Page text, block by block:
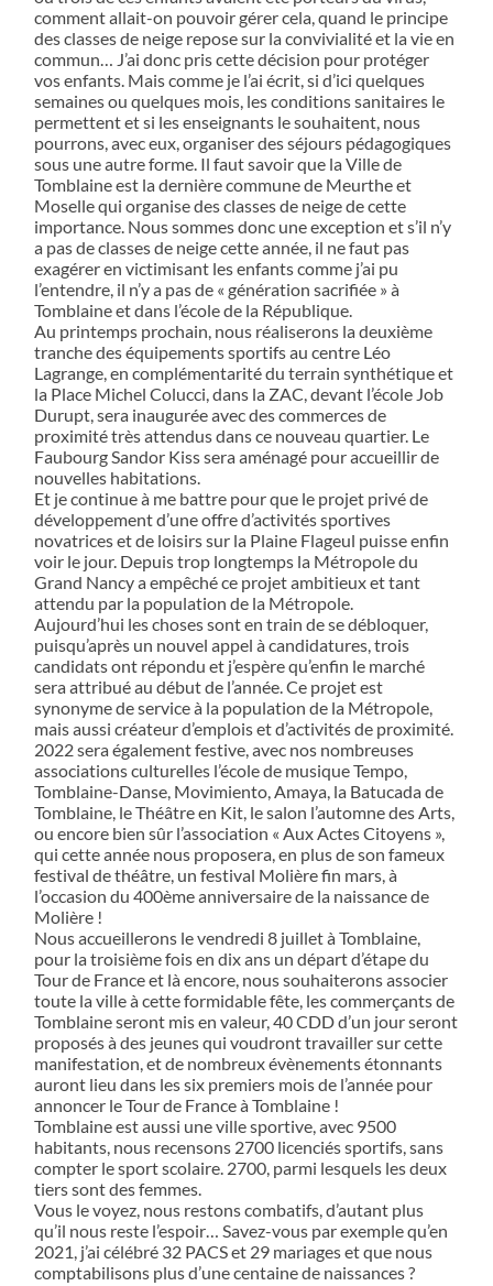
comment allait-on pouvoir gérer cela, quand le principe
des classes de neige repose sur la convivialité et la vie en
commun… J’ai donc pris cette décision pour protéger
vos enfants. Mais comme je l’ai écrit, si d’ici quelques
semaines ou quelques mois, les conditions sanitaires le
permettent et si les enseignants le souhaitent, nous
pourrons, avec eux, organiser des séjours pédagogiques
sous une autre forme. Il faut savoir que la Ville de
Tomblaine est la dernière commune de Meurthe et
Moselle qui organise des classes de neige de cette
importance. Nous sommes donc une exception et s’il n’y
a pas de classes de neige cette année, il ne faut pas
exagérer en victimisant les enfants comme j’ai pu
l’entendre, il n’y a pas de « génération sacrifiée » à
Tomblaine et dans l’école de la République.
Au printemps prochain, nous réaliserons la deuxième
tranche des équipements sportifs au centre Léo
Lagrange, en complémentarité du terrain synthétique et
la Place Michel Colucci, dans la ZAC, devant l’école Job
Durupt, sera inaugurée avec des commerces de
proximité très attendus dans ce nouveau quartier. Le
Faubourg Sandor Kiss sera aménagé pour accueillir de
nouvelles habitations.
Et je continue à me battre pour que le projet privé de
développement d’une offre d’activités sportives
novatrices et de loisirs sur la Plaine Flageul puisse enfin
voir le jour. Depuis trop longtemps la Métropole du
Grand Nancy a empêché ce projet ambitieux et tant
attendu par la population de la Métropole.
Aujourd’hui les choses sont en train de se débloquer,
puisqu’après un nouvel appel à candidatures, trois
candidats ont répondu et j’espère qu’enfin le marché
sera attribué au début de l’année. Ce projet est
synonyme de service à la population de la Métropole,
mais aussi créateur d’emplois et d’activités de proximité.
2022 sera également festive, avec nos nombreuses
associations culturelles l’école de musique Tempo,
Tomblaine-Danse, Movimiento, Amaya, la Batucada de
Tomblaine, le Théâtre en Kit, le salon l’automne des Arts,
ou encore bien sûr l’association « Aux Actes Citoyens »,
qui cette année nous proposera, en plus de son fameux
festival de théâtre, un festival Molière fin mars, à
l’occasion du 400ème anniversaire de la naissance de
Molière !
Nous accueillerons le vendredi 8 juillet à Tomblaine,
pour la troisième fois en dix ans un départ d’étape du
Tour de France et là encore, nous souhaiterons associer
toute la ville à cette formidable fête, les commerçants de
Tomblaine seront mis en valeur, 40 CDD d’un jour seront
proposés à des jeunes qui voudront travailler sur cette
manifestation, et de nombreux évènements étonnants
auront lieu dans les six premiers mois de l’année pour
annoncer le Tour de France à Tomblaine !
Tomblaine est aussi une ville sportive, avec 9500
habitants, nous recensons 2700 licenciés sportifs, sans
compter le sport scolaire. 2700, parmi lesquels les deux
tiers sont des femmes.
Vous le voyez, nous restons combatifs, d’autant plus
qu’il nous reste l’espoir… Savez-vous par exemple qu’en
2021, j’ai célébré 32 PACS et 29 mariages et que nous
comptabilisons plus d’une centaine de naissances ?